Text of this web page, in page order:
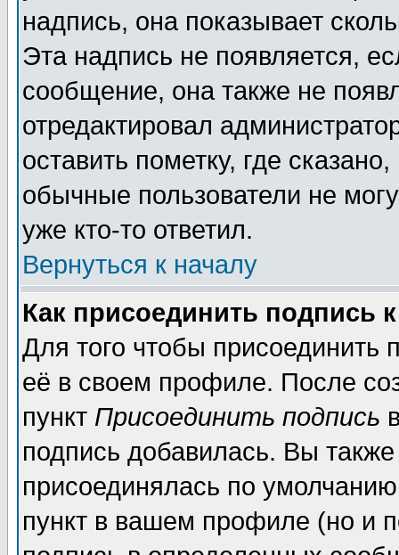
надпись, она показывает
Эта надпись не появляется,
сообщение, она также не
отредактировал
оставить пометку, где
обычные пользователи не
уже кто-то ответил.
Вернуться к началу
Как присоединить подпись
Для того чтобы присоединить
её в своем профиле. После
пункт Присоединить подпись
подпись добавилась. Вы
присоединялась по
пункт в вашем профиле (но и